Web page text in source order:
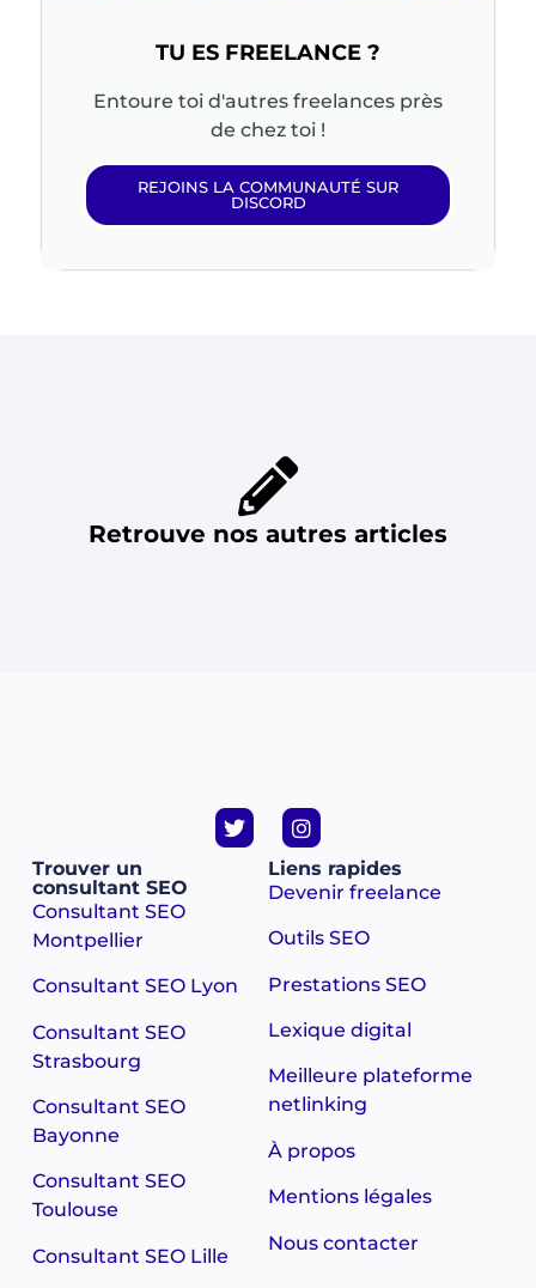
TU ES FREELANCE ?
Entoure toi d'autres freelances près
de chez toi !
REJOINS LA COMMUNAUTÉ SUR
DISCORD
Retrouve nos autres articles
Trouver un
consultant SEO
Consultant SEO
Montpellier
Consultant SEO Lyon
Consultant SEO
Strasbourg
Consultant SEO
Bayonne
Consultant SEO
Toulouse
Consultant SEO Lille
Liens rapides
Devenir freelance
Outils SEO
Prestations SEO
Lexique digital
Meilleure plateforme
netlinking
À propos
Mentions légales
Nous contacter